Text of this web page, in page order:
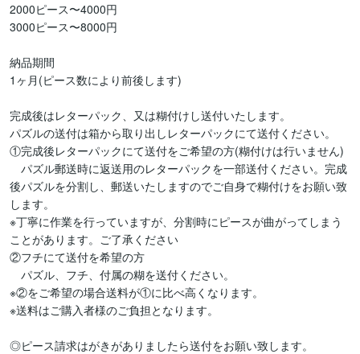
2000ピース〜4000円
3000ピース〜8000円
納品期間
1ヶ月(ピース数により前後します)
完成後はレターパック、又は糊付けし送付いたします。
パズルの送付は箱から取り出しレターパックにて送付ください。
①完成後レターパックにて送付をご希望の方(糊付けは行いません)
パズル郵送時に返送用のレターパックを一部送付ください。完成
後パズルを分割し、郵送いたしますのでご自身で糊付けをお願い致
します。
※丁寧に作業を行っていますが、分割時にピースが曲がってしまう
ことがあります。ご了承ください
②フチにて送付を希望の方
パズル、フチ、付属の糊を送付ください。
※②をご希望の場合送料が①に比べ高くなります。
※送料はご購入者様のご負担となります。
◎ピース請求はがきがありましたら送付をお願い致します。